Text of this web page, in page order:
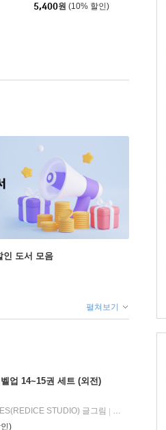
5,400원 (10% 할인)
인 도서 모음
펼쳐보기
업 14~15권 세트 (외전)
STUDIO) 글그림
디앤씨웹툰비즈
)